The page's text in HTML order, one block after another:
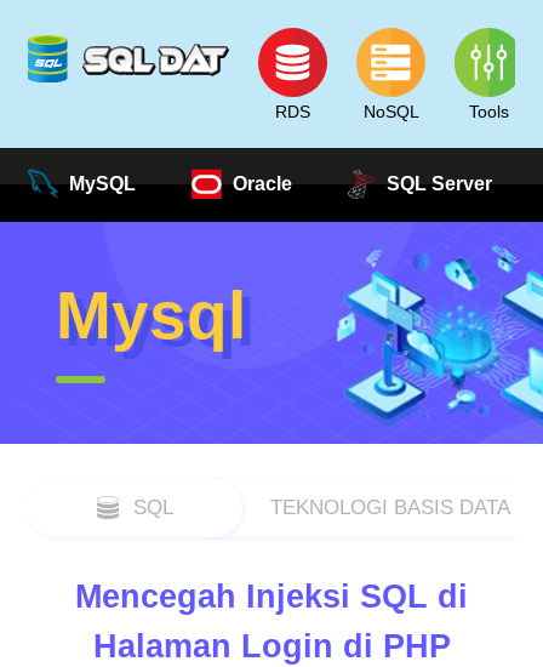
RDS NoSQL Tools
MySQL Oracle SQL Server
Mysql
SQL TEKNOLOGI BASIS DATA
Mencegah Injeksi SQL di
Halaman Login di PHP